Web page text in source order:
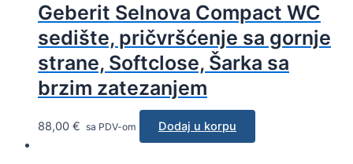
Geberit Selnova Compact WC
sedište, pričvršćenje sa gornje
strane, Softclose, Šarka sa
brzim zatezanjem
88,00 € sa PDV-om Dodaj u korpu